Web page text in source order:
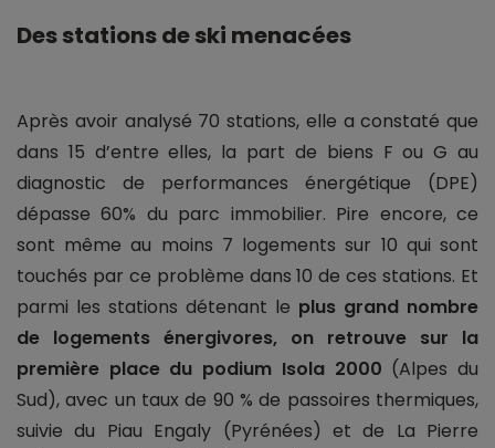
Des stations de ski menacées
Après avoir analysé 70 stations, elle a constaté que
dans 15 d’entre elles, la part de biens F ou G au
diagnostic de performances énergétique (DPE)
dépasse 60% du parc immobilier. Pire encore, ce
sont même au moins 7 logements sur 10 qui sont
touchés par ce problème dans 10 de ces stations. Et
parmi les stations détenant le plus grand nombre
de logements énergivores, on retrouve sur la
première place du podium Isola 2000 (Alpes du
Sud), avec un taux de 90 % de passoires thermiques,
suivie du Piau Engaly (Pyrénées) et de La Pierre